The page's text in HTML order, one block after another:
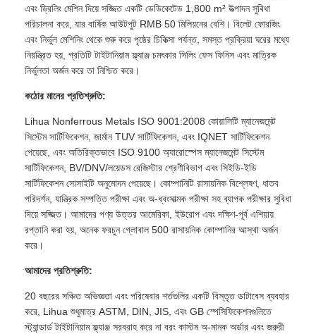
এবং ড্রিলিং মেশিন দিয়ে সজ্জিত একটি ডেডিকেটেড 1,800 m² উত্পাদন সুবিধা
পরিচালনা করে, যার বার্ষিক আউটপুট RMB 50 মিলিয়নের বেশি। বিলেট ফোরজিং
এবং নির্ভুল মেশিনিং থেকে শুরু করে পৃষ্ঠের চিকিত্সা পর্যন্ত, সমস্ত প্রক্রিয়া ঘরের মধ্যে
নিয়ন্ত্রিত হয়, প্রতিটি টাইটানিয়াম ফ্ল্যাঞ্জ চমৎকার সিলিং ফেস ফিনিস এবং মাত্রিক
নির্ভুলতা অর্জন করে তা নিশ্চিত করে।
কঠোর মানের প্রতিশ্রুতি:
Lihua Nonferrous Metals ISO 9001:2008 কোয়ালিটি ম্যানেজমেন্ট
সিস্টেম সার্টিফিকেশন, জার্মান TUV সার্টিফিকেশন, এবং IQNET সার্টিফিকেশন
পেয়েছে, এবং অতিরিক্তভাবে ISO 9100 অ্যারোস্পেস ম্যানেজমেন্ট সিস্টেম
সার্টিফিকেশন, BV/DNV/লয়েডস রেজিস্টার শ্রেণীবিভাগ এবং সিইডি-ইডি
সার্টিফিকেশন সোসাইটি অনুমোদন পেয়েছে। কোম্পানিটি রাসায়নিক বিশ্লেষণ, ধাতব
পরিদর্শন, যান্ত্রিক সম্পত্তি পরীক্ষা এবং অ-ধ্বংসাত্মক পরীক্ষা সহ ব্যাপক পরীক্ষার সুবিধা
দিয়ে সজ্জিত। আমাদের পণ্য উত্তর আমেরিকা, ইউরোপ এবং দক্ষিণ-পূর্ব এশিয়ায়
রপ্তানি করা হয়, অনেক ফরচুন গ্লোবাল 500 রাসায়নিক কোম্পানির আস্থা অর্জন
করে।
আমাদের প্রতিশ্রুতি:
20 বছরের সঞ্চিত অভিজ্ঞতা এবং পরিষেবার শর্তগুলির একটি বিস্তৃত ডাটাবেস ব্যবহার
করে, Lihua শুধুমাত্র ASTM, DIN, JIS, এবং GB স্পেসিফিকেশনগুলিতে
স্ট্যান্ডার্ড টাইটানিয়াম ফ্ল্যাঞ্জ সরবরাহ করে না বরং কাস্টম অ-মানক অর্ডার এবং জরুরী